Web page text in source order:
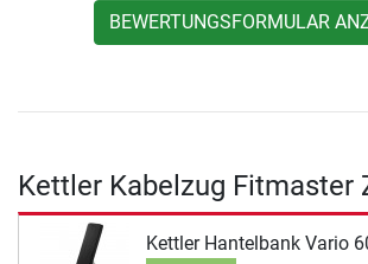
BEWERTUNGSFORMULAR
Kettler Kabelzug Fitmaster
Kettler Hantelbank Vario